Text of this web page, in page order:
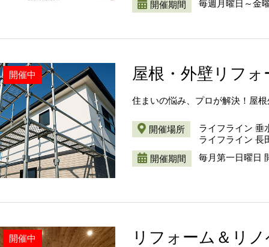
開催期間
毎週月曜日～金
開催中 屋根・外壁リフォ
住まいの悩み、プロが解決！屋
開催場所
ライフライン 垂
ライフライン 長
開催期間
毎月第一日曜日
開催中 リフォーム＆リ